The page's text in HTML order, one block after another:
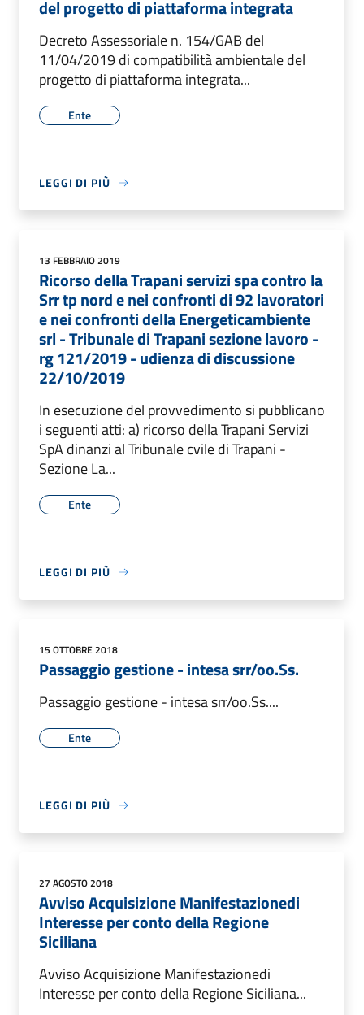
del progetto di piattaforma integrata
Decreto Assessoriale n. 154/GAB del
11/04/2019 di compatibilità ambientale del
progetto di piattaforma integrata...
Ente
LEGGI DI PIÙ
13 FEBBRAIO 2019
Ricorso della Trapani servizi spa contro la
Srr tp nord e nei confronti di 92 lavoratori
e nei confronti della Energeticambiente
srl - Tribunale di Trapani sezione lavoro -
rg 121/2019 - udienza di discussione
22/10/2019
In esecuzione del provvedimento si pubblicano
i seguenti atti: a) ricorso della Trapani Servizi
SpA dinanzi al Tribunale cvile di Trapani -
Sezione La...
Ente
LEGGI DI PIÙ
15 OTTOBRE 2018
Passaggio gestione - intesa srr/oo.Ss.
Passaggio gestione - intesa srr/oo.Ss....
Ente
LEGGI DI PIÙ
27 AGOSTO 2018
Avviso Acquisizione Manifestazionedi
Interesse per conto della Regione
Siciliana
Avviso Acquisizione Manifestazionedi
Interesse per conto della Regione Siciliana...